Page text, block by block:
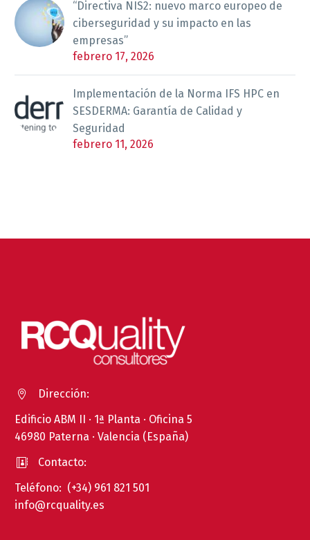
“Directiva NIS2: nuevo marco europeo de
ciberseguridad y su impacto en las
empresas”
febrero 17, 2026
Implementación de la Norma IFS HPC en
SESDERMA: Garantía de Calidad y
Seguridad
febrero 11, 2026


Dirección:
Edificio ABM II · 1ª Planta · Oficina 5
46980 Paterna · Valencia (España)


Contacto:
Teléfono: (+34) 961 821 501
info@rcquality.es